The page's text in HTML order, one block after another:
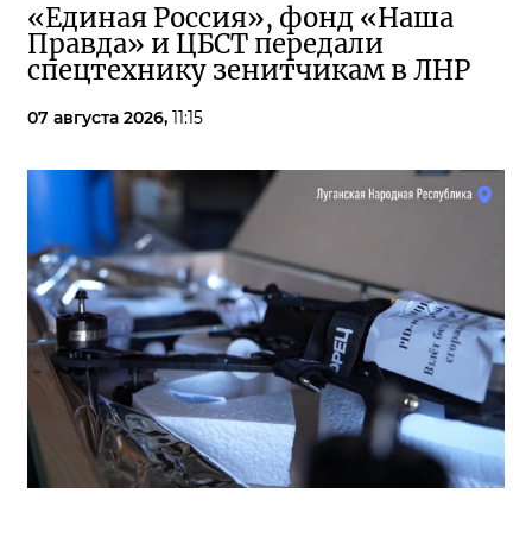
«Единая Россия», фонд «Наша
Правда» и ЦБСТ передали
спецтехнику зенитчикам в ЛНР
07 августа 2026, 11:15